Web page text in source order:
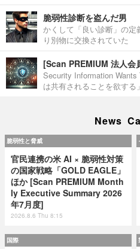
脆弱性診断を盗んだ男
かくして「良い診断」の
り別物に交換されていた
[Scan PREMIUM 法人会
Security Information
は共有されることを欲する」
News
脆弱性と脅威
官民連携の米 AI × 脆弱性対策
の国家戦略「GOLD EAGLE」
ほか [Scan PREMIUM Month
ly Executive Summary 2026
年7月度]
2026.8.6 Thu 8:15
国際